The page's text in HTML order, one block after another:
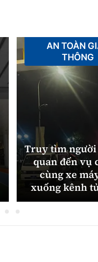
Truy tìm
quan đến vụ
cùng xe
xuống kênh
AN TOÀN
THÔNG